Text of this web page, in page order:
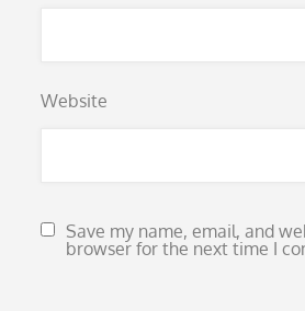
Website
Save my name, email, and
browser for the next time I